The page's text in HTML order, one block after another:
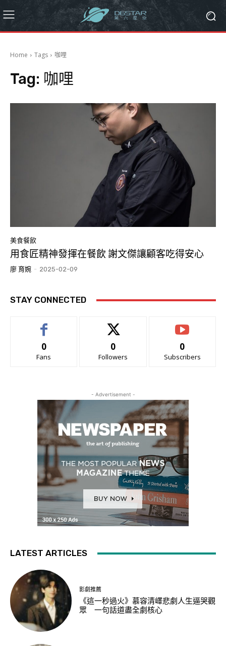
Home Tags 咖哩
Tag: 咖哩
美食餐飲
用食匠精神發揮在餐飲 謝文傑讓顧客吃得安心
廖 育婉 - 2025-02-09
STAY CONNECTED
0
Fans
0
Followers
0
Subscribers
- Advertisement -
LATEST ARTICLES
影劇推薦
《這一秒過火》慕容清嶧悲劇人生逼哭觀
眾 一句話道盡全劇核心